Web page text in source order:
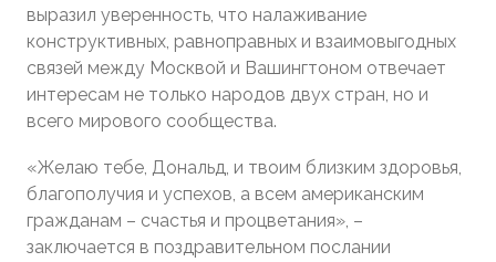
выразил уверенность, что налаживание
конструктивных, равноправных и взаимовыгодных
связей между Москвой и Вашингтоном отвечает
интересам не только народов двух стран, но и
всего мирового сообщества.
«Желаю тебе, Дональд, и твоим близким здоровья,
благополучия и успехов, а всем американским
гражданам – счастья и процветания», –
заключается в поздравительном послании